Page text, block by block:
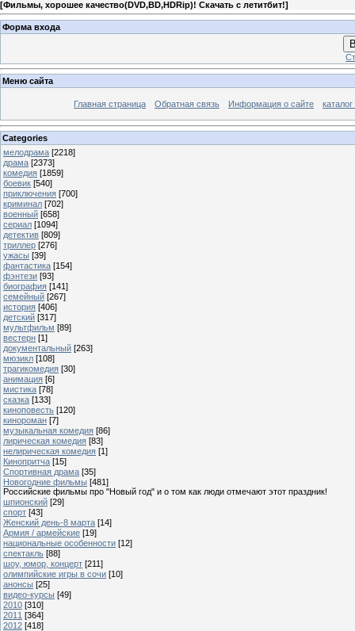
[Фильмы, хорошее качество(DVD,BD,HDRip)! Скачать с летитбит!]
Форма входа
Меню сайта
Главная страница Обратная связь Информация о сайте
Categories
мелодрама [2218]
драма [2373]
комедия [1859]
боевик [540]
приключения [700]
криминал [702]
военный [658]
сериал [1094]
детектив [809]
триллер [276]
ужасы [39]
фантастика [154]
фэнтези [93]
биография [141]
семейный [267]
история [406]
детский [317]
мультфильм [89]
вестерн [1]
документальный [263]
мюзикл [108]
трагикомедия [30]
анимация [6]
мистика [78]
сказка [133]
киноповесть [120]
кинороман [7]
музыкальная комедия [86]
лирическая комедия [83]
нелирическая комедия [1]
Кинопритча [15]
Спортивная драма [35]
Новогодние фильмы [481]
Российские фильмы про "Новый год" и о том как люди отмечают этот праздник!
шпионский [29]
спорт [43]
Женский день-8 марта [14]
Армия / армейские [19]
национальные особенности [12]
спектакль [88]
шоу, юмор, концерт [211]
олимпийские игры в сочи [10]
анонсы [25]
видео-курсы [49]
2010 [310]
2011 [364]
2012 [418]